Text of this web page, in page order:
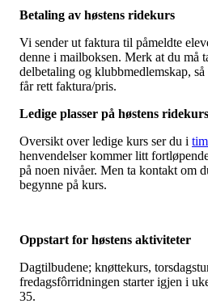
Betaling av høstens ridekurs
Vi sender ut faktura til påmeldte
denne i mailboksen. Merk at du må
delbetaling og klubbmedlemskap,
får rett faktura/pris.
Ledige plasser på høstens ridekurs
Oversikt over ledige kurs ser du i
henvendelser kommer litt
på noen nivåer. Men ta kontakt om
begynne på kurs.
Oppstart for høstens aktiviteter
Dagtilbudene; knøttekurs,
fredagsfôrridningen starter igjen i
35.